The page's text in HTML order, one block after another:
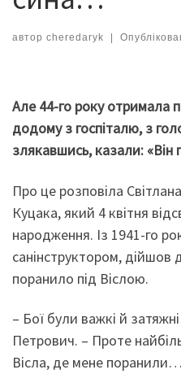
автор cheredaryk |
Але 44-го року отримала
додому з госпіталю, з
злякавшись, казали: «Він
Про це розповіла
Куцака, який 4 квітня
народження. Із 1941-го
санінструктором,
поранило під Віслою.
– Бої були важкі й
Петрович. – Проте
Вісла, де мене